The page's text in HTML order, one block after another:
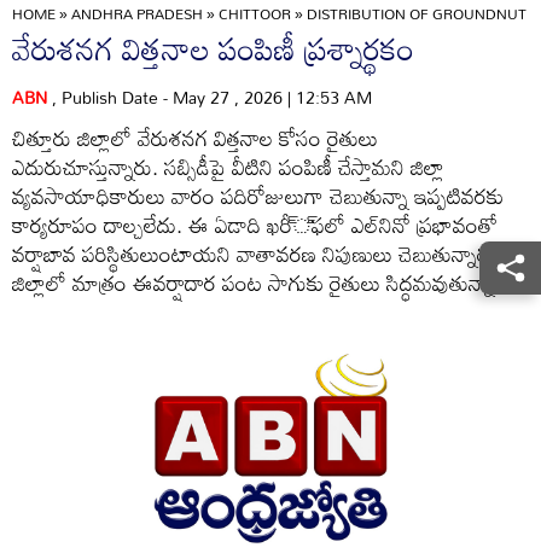
HOME»ANDHRA PRADESH»CHITTOOR»DISTRIBUTION OF GROUNDNUT
వేరుశనగ విత్తనాల పంపిణీ ప్రశ్నార్థకం
ABN, Publish Date - May 27 , 2026 | 12:53 AM
చిత్తూరు జిల్లాలో వేరుశనగ విత్తనాల కోసం రైతులు
ఎదురుచూస్తున్నారు. సబ్సిడీపై వీటిని పంపిణీ చేస్తామని జిల్లా
వ్యవసాయాధికారులు వారం పదిరోజులుగా చెబుతున్నా ఇప్పటివరకు
కార్యరూపం దాల్చలేదు. ఈ ఏడాది ఖరీ్‌్‌ఫలో ఎల్‌నినో ప్రభావంతో
వర్షాబావ పరిస్థితులుంటాయని వాతావరణ నిపుణులు చెబుతున్నారు.
జిల్లాలో మాత్రం ఈవర్షాదార పంట సాగుకు రైతులు సిద్ధమవుతున్నారు.